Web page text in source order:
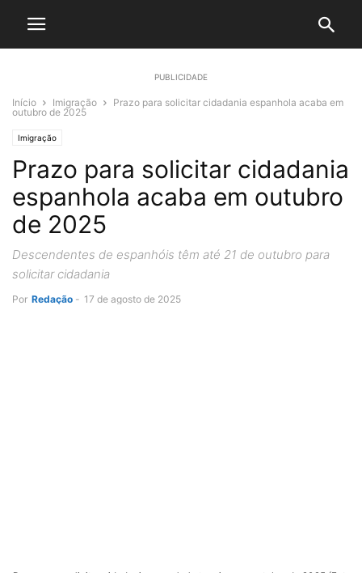
PUBLICIDADE
Início Imigração
Prazo para solicitar cidadania espanhola acaba em
outubro de 2025
Imigração
Prazo para solicitar cidadania
espanhola acaba em outubro
de 2025
Descendentes de espanhóis têm até 21 de outubro para
solicitar cidadania
Por Redação - 17 de agosto de 2025